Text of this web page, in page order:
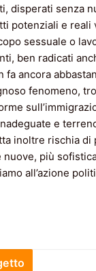
disperati senza
potenziali e reali
sessuale o
ben radicati
fa ancora
fenomeno,
e
inoltre rischia di
più
all’azione